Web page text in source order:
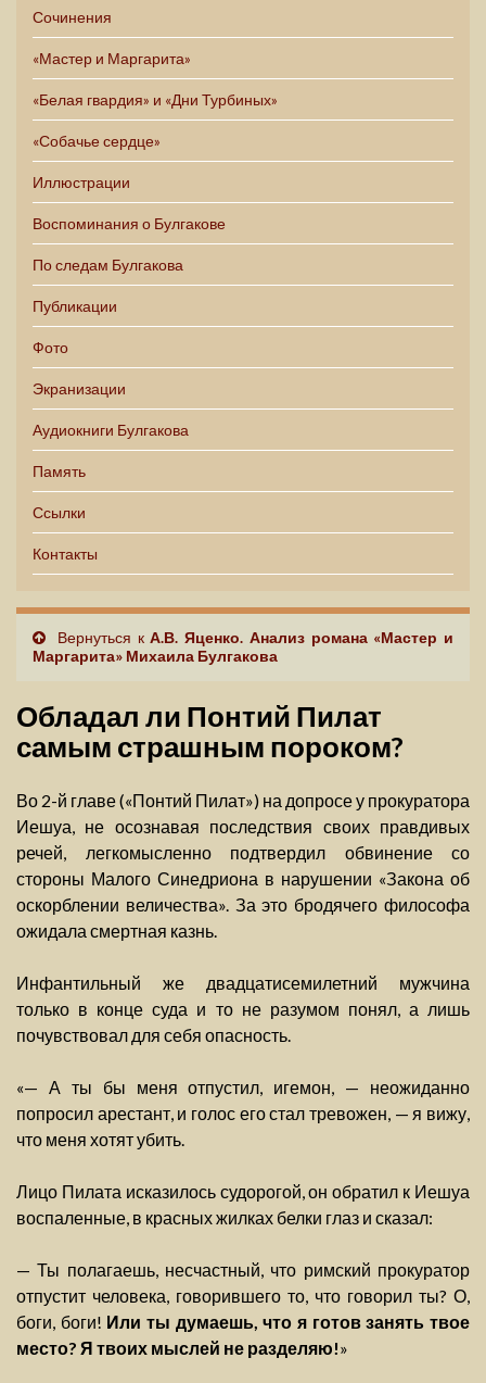
Сочинения
«Мастер и Маргарита»
«Белая гвардия» и «Дни Турбиных»
«Собачье сердце»
Иллюстрации
Воспоминания о Булгакове
По следам Булгакова
Публикации
Фото
Экранизации
Аудиокниги Булгакова
Память
Ссылки
Контакты
Вернуться кА.В. Яценко. Анализ романа «Мастер и
Маргарита» Михаила Булгакова
Обладал ли Понтий Пилат
самым страшным пороком?
Во 2-й главе («Понтий Пилат») на допросе у прокуратора
Иешуа, не осознавая последствия своих правдивых
речей, легкомысленно подтвердил обвинение со
стороны Малого Синедриона в нарушении «Закона об
оскорблении величества». За это бродячего философа
ожидала смертная казнь.
Инфантильный же двадцатисемилетний мужчина
только в конце суда и то не разумом понял, а лишь
почувствовал для себя опасность.
«— А ты бы меня отпустил, игемон, — неожиданно
попросил арестант, и голос его стал тревожен, — я вижу,
что меня хотят убить.
Лицо Пилата исказилось судорогой, он обратил к Иешуа
воспаленные, в красных жилках белки глаз и сказал:
— Ты полагаешь, несчастный, что римский прокуратор
отпустит человека, говорившего то, что говорил ты? О,
боги, боги! Или ты думаешь, что я готов занять твое
место? Я твоих мыслей не разделяю!»